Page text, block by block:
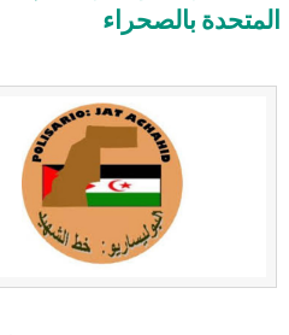
المتحدة بالصحراء